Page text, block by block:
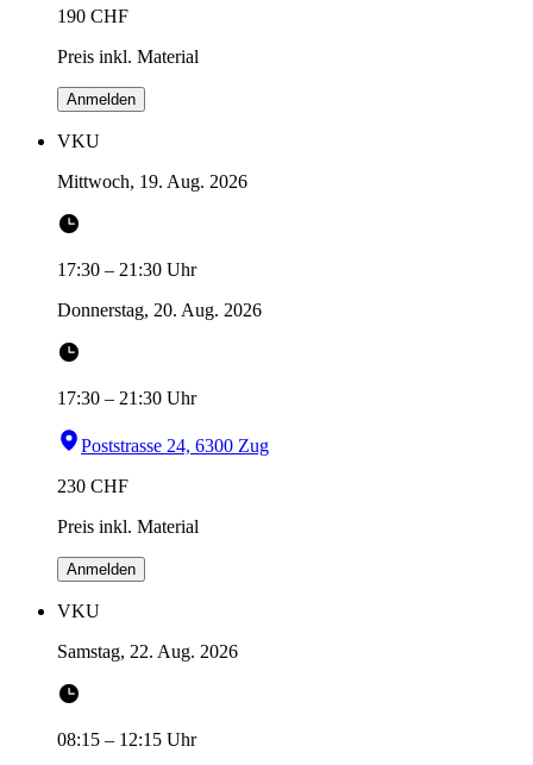
190 CHF
Preis inkl. Material
Anmelden
VKU
Mittwoch, 19. Aug. 2026
17:30 – 21:30 Uhr
Donnerstag, 20. Aug. 2026
17:30 – 21:30 Uhr
Poststrasse 24, 6300 Zug
230 CHF
Preis inkl. Material
Anmelden
VKU
Samstag, 22. Aug. 2026
08:15 – 12:15 Uhr